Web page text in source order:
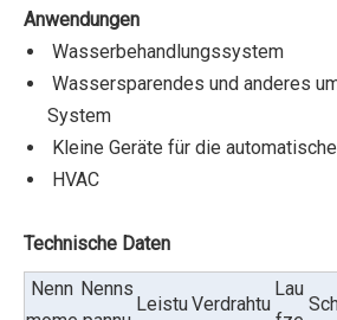
Anwendungen
Wasserbehandlungssystem
Wassersparendes und anderes
System
Kleine Geräte für die
HVAC
Technische Daten
Nenn Nenns
LeistuVerdrahtu
Lau